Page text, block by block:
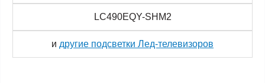
LC490EQY-SHM2
и другие подсветки Лед-телевизоров